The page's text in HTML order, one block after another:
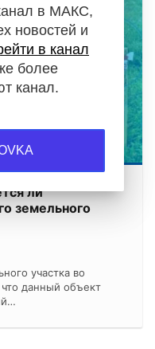
ли
земельного
участка во
что данный объект
в МАКС,
новостей и
в канал
более
канал.